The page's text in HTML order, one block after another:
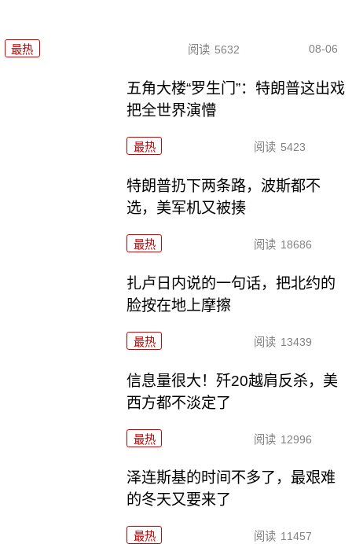
最热 阅读 5632 08-06
五角大楼“罗生门”：特朗普这出戏
把全世界演懵
最热 阅读 5423
特朗普扔下两条路，波斯都不
选，美军机又被揍
最热 阅读 18686
扎卢日内说的一句话，把北约的
脸按在地上摩擦
最热 阅读 13439
信息量很大！歼20越肩反杀，美
西方都不淡定了
最热 阅读 12996
泽连斯基的时间不多了，最艰难
的冬天又要来了
最热 阅读 11457